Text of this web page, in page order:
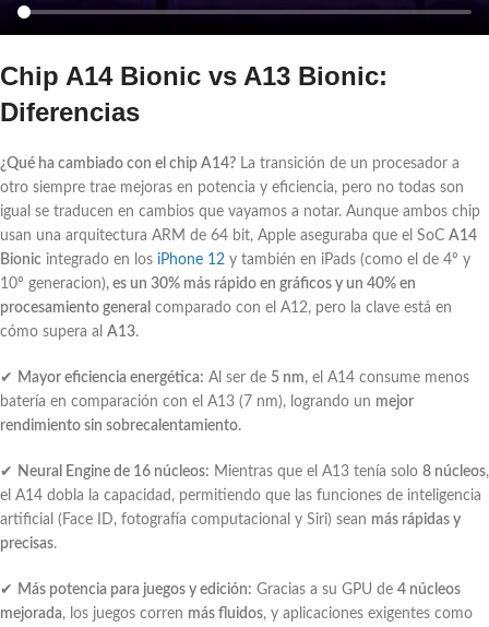
Chip A14 Bionic vs A13 Bionic:
Diferencias
¿Qué ha cambiado con el chip A14? La transición de un procesador a
otro siempre trae mejoras en potencia y eficiencia, pero no todas son
igual se traducen en cambios que vayamos a notar. Aunque ambos chip
usan una arquitectura ARM de 64 bit, Apple aseguraba que el SoC A14
Bionic integrado en los iPhone 12 y también en iPads (como el de 4º y
10º generacion), es un 30% más rápido en gráficos y un 40% en
procesamiento general comparado con el A12, pero la clave está en
cómo supera al A13.
✔ Mayor eficiencia energética: Al ser de 5 nm, el A14 consume menos
batería en comparación con el A13 (7 nm), logrando un mejor
rendimiento sin sobrecalentamiento.
✔ Neural Engine de 16 núcleos: Mientras que el A13 tenía solo 8 núcleos,
el A14 dobla la capacidad, permitiendo que las funciones de inteligencia
artificial (Face ID, fotografía computacional y Siri) sean más rápidas y
precisas.
✔ Más potencia para juegos y edición: Gracias a su GPU de 4 núcleos
mejorada, los juegos corren más fluidos, y aplicaciones exigentes como